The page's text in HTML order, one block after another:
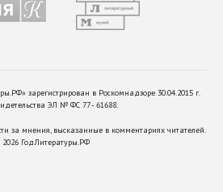
зарегистрирован в Роскомнадзоре 30.04.2015 г.
ЭЛ № ФС 77 - 61688.
за мнения, высказанные в комментариях читателей.
2026 ГодЛитературы.РФ